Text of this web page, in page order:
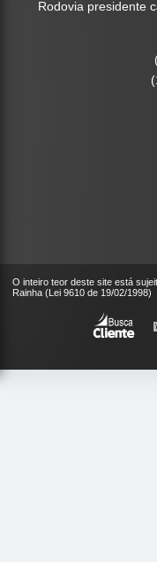
Rodovia presidente
O inteiro teor deste site está
Rainha (Lei 9610 de 19/02/1998)